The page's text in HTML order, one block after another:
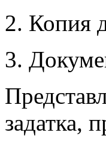
2. Копия
3.
задатка,